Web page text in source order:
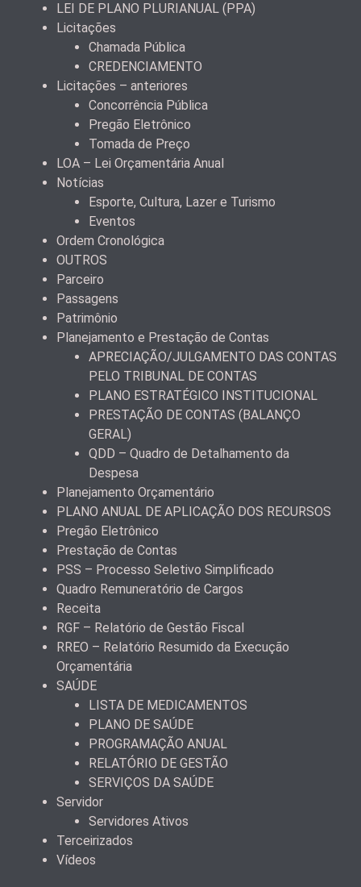
LEI DE PLANO PLURIANUAL (PPA)
Licitações
Chamada Pública
CREDENCIAMENTO
Licitações – anteriores
Concorrência Pública
Pregão Eletrônico
Tomada de Preço
LOA – Lei Orçamentária Anual
Notícias
Esporte, Cultura, Lazer e Turismo
Eventos
Ordem Cronológica
OUTROS
Parceiro
Passagens
Patrimônio
Planejamento e Prestação de Contas
APRECIAÇÃO/JULGAMENTO DAS CONTAS
PELO TRIBUNAL DE CONTAS
PLANO ESTRATÉGICO INSTITUCIONAL
PRESTAÇÃO DE CONTAS (BALANÇO
GERAL)
QDD – Quadro de Detalhamento da
Despesa
Planejamento Orçamentário
PLANO ANUAL DE APLICAÇÃO DOS RECURSOS
Pregão Eletrônico
Prestação de Contas
PSS – Processo Seletivo Simplificado
Quadro Remuneratório de Cargos
Receita
RGF – Relatório de Gestão Fiscal
RREO – Relatório Resumido da Execução
Orçamentária
SAÚDE
LISTA DE MEDICAMENTOS
PLANO DE SAÚDE
PROGRAMAÇÃO ANUAL
RELATÓRIO DE GESTÃO
SERVIÇOS DA SAÚDE
Servidor
Servidores Ativos
Terceirizados
Vídeos